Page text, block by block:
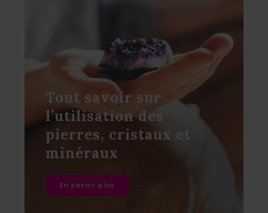
Tout savoir sur
l’utilisation des
pierres, cristaux et
minéraux
En savoir plus